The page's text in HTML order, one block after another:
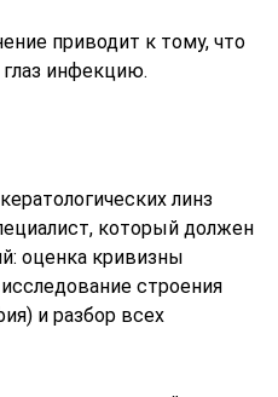
приводит к тому, что
инфекцию.
линз
который должен
оценка кривизны
строения
и разбор всех